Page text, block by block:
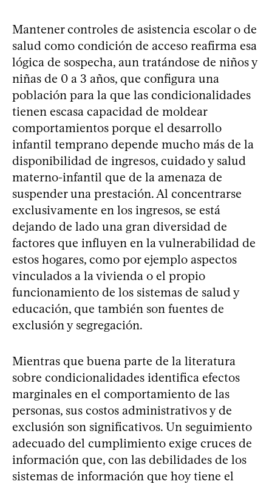
Mantener controles de asistencia escolar o de
salud como condición de acceso reafirma esa
lógica de sospecha, aun tratándose de niños y
niñas de 0 a 3 años, que configura una
población para la que las condicionalidades
tienen escasa capacidad de moldear
comportamientos porque el desarrollo
infantil temprano depende mucho más de la
disponibilidad de ingresos, cuidado y salud
materno-infantil que de la amenaza de
suspender una prestación. Al concentrarse
exclusivamente en los ingresos, se está
dejando de lado una gran diversidad de
factores que influyen en la vulnerabilidad de
estos hogares, como por ejemplo aspectos
vinculados a la vivienda o el propio
funcionamiento de los sistemas de salud y
educación, que también son fuentes de
exclusión y segregación.
Mientras que buena parte de la literatura
sobre condicionalidades identifica efectos
marginales en el comportamiento de las
personas, sus costos administrativos y de
exclusión son significativos. Un seguimiento
adecuado del cumplimiento exige cruces de
información que, con las debilidades de los
sistemas de información que hoy tiene el